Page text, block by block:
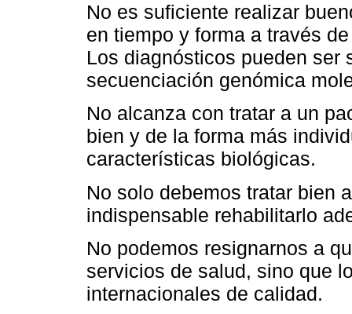
No es suficiente realizar
en tiempo y forma a través
Los diagnósticos pueden ser
secuenciación genómica
No alcanza con tratar a un
bien y de la forma más
características biológicas.
No solo debemos tratar bien
indispensable rehabilitarlo
No podemos resignarnos a
servicios de salud, sino que
internacionales de calidad.